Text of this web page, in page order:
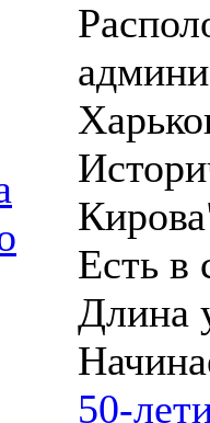
Есть в
Длина
50-